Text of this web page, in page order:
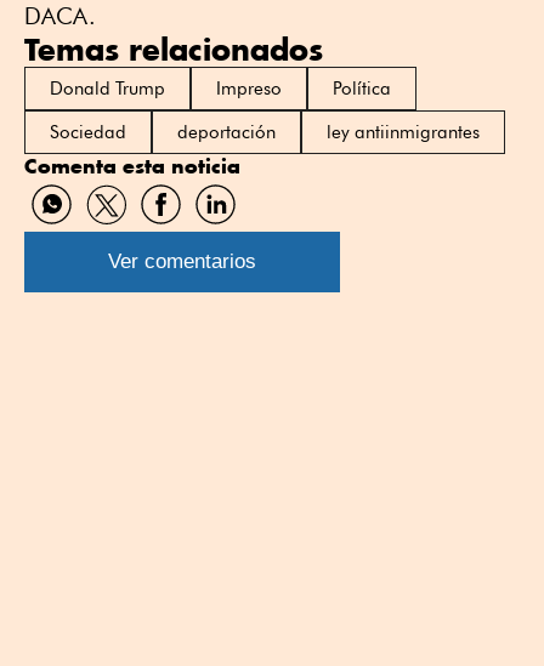
DACA.
Temas relacionados
Donald Trump Impreso
Política
Sociedad
deportación ley antiinmigrantes
Comenta esta noticia
Compartir
por
WhatsApp
Compartir
por
Twitter
Compartir
por
Facebook
Compartir
por
Linkedin
Ver comentarios